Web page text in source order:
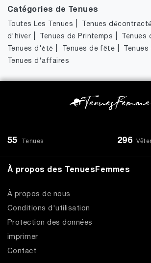
Catégories de Tenues
Toutes Les Tenues Tenues
d'hiver
Tenues de Printemps
Tenues d'été Tenues de fête
Tenues d'affaires
55 Tenues 296
À propos des TenuesFemmes
À propos de nous
Conditions d'utilisation
Protection des données
imprimer
Contact